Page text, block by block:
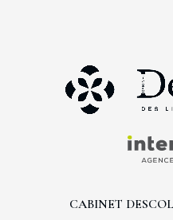
CABINET